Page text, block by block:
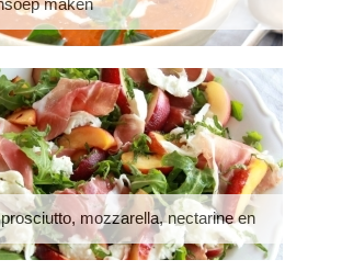
mozzarella, nectarine en